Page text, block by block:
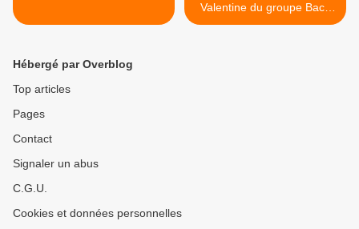
Valentine du groupe Back
and Forth au Studio Luna
Hébergé par Overblog
Top articles
Pages
Contact
Signaler un abus
C.G.U.
Cookies et données personnelles